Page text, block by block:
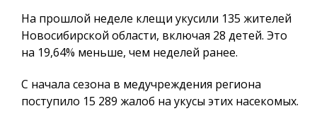
На прошлой неделе клещи укусили 135 жителей
Новосибирской области, включая 28 детей. Это
на 19,64% меньше, чем неделей ранее.
С начала сезона в медучреждения региона
поступило 15 289 жалоб на укусы этих насекомых.